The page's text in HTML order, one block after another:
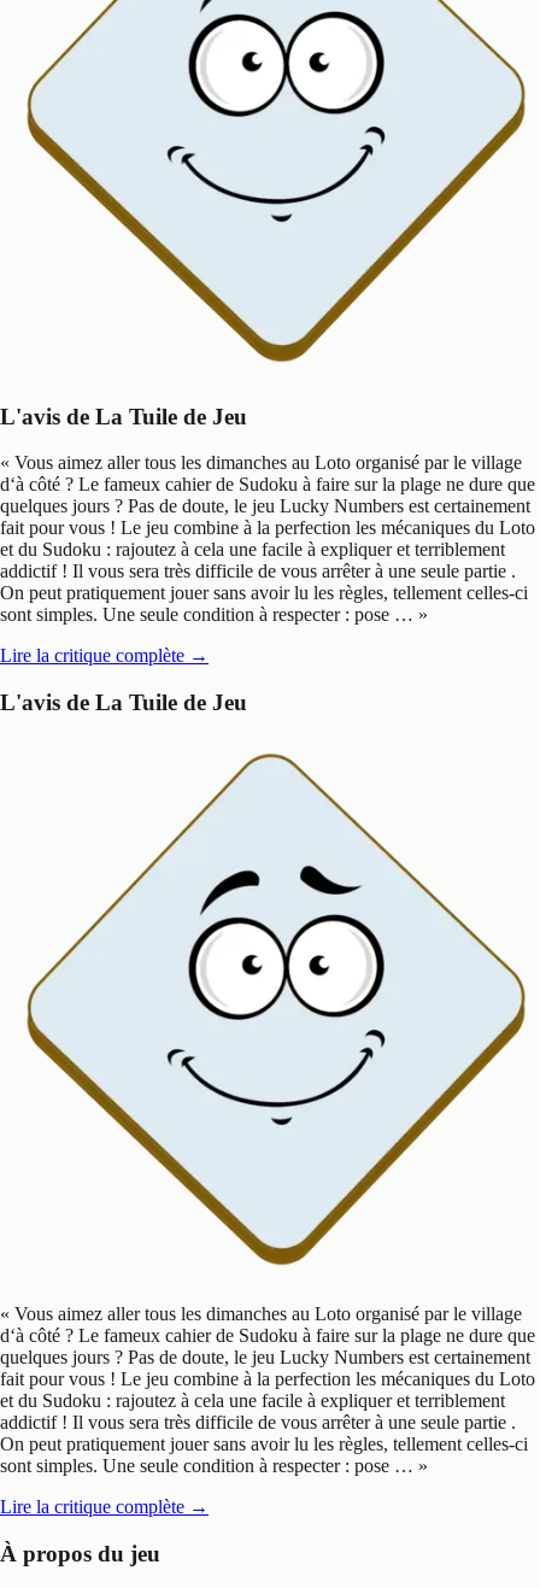
L'avis de La Tuile de Jeu
« Vous aimez aller tous les dimanches au Loto organisé par le village
d‘à côté ? Le fameux cahier de Sudoku à faire sur la plage ne dure que
quelques jours ? Pas de doute, le jeu Lucky Numbers est certainement
fait pour vous ! Le jeu combine à la perfection les mécaniques du Loto
et du Sudoku : rajoutez à cela une facile à expliquer et terriblement
addictif ! Il vous sera très difficile de vous arrêter à une seule partie .
On peut pratiquement jouer sans avoir lu les règles, tellement celles-ci
sont simples. Une seule condition à respecter : pose … »
Lire la critique complète →
L'avis de La Tuile de Jeu
« Vous aimez aller tous les dimanches au Loto organisé par le village
d‘à côté ? Le fameux cahier de Sudoku à faire sur la plage ne dure que
quelques jours ? Pas de doute, le jeu Lucky Numbers est certainement
fait pour vous ! Le jeu combine à la perfection les mécaniques du Loto
et du Sudoku : rajoutez à cela une facile à expliquer et terriblement
addictif ! Il vous sera très difficile de vous arrêter à une seule partie .
On peut pratiquement jouer sans avoir lu les règles, tellement celles-ci
sont simples. Une seule condition à respecter : pose … »
Lire la critique complète →
À propos du jeu